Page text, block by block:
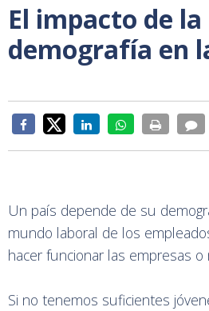
El impacto de la
demografía en
Un país depende de su
mundo laboral de los
hacer funcionar las empresas o
Si no tenemos suficientes